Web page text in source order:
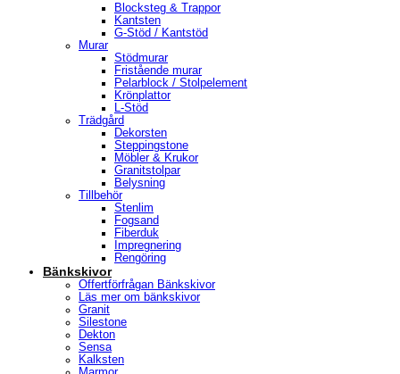
Blocksteg & Trappor
Kantsten
G-Stöd / Kantstöd
Murar
Stödmurar
Fristående murar
Pelarblock / Stolpelement
Krönplattor
L-Stöd
Trädgård
Dekorsten
Steppingstone
Möbler & Krukor
Granitstolpar
Belysning
Tillbehör
Stenlim
Fogsand
Fiberduk
Impregnering
Rengöring
Bänkskivor
Offertförfrågan Bänkskivor
Läs mer om bänkskivor
Granit
Silestone
Dekton
Sensa
Kalksten